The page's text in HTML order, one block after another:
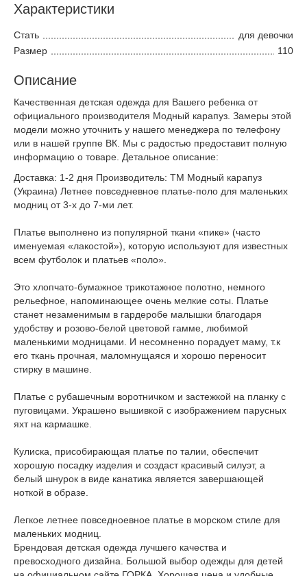
Характеристики
Стать
для девочки
Размер
110
Описание
Качественная детская одежда для Вашего ребенка от
официального производителя Модный карапуз. Замеры этой
модели можно уточнить у нашего менеджера по телефону
или в нашей группе ВК. Мы с радостью предоставит полную
информацию о товаре. Детальное описание:
Доставка: 1-2 дня Производитель: ТМ Модный карапуз
(Украина) Летнее повседневное платье-поло для маленьких
модниц от 3-х до 7-ми лет.
Платье выполнено из популярной ткани «пике» (часто
именуемая «лакостой»), которую используют для известных
всем футболок и платьев «поло».
Это хлопчато-бумажное трикотажное полотно, немного
рельефное, напоминающее очень мелкие соты. Платье
станет незаменимым в гардеробе малышки благодаря
удобству и розово-белой цветовой гамме, любимой
маленькими модницами. И несомненно порадует маму, т.к
его ткань прочная, маломнущаяся и хорошо переносит
стирку в машине.
Платье с рубашечным воротничком и застежкой на планку с
пуговицами. Украшено вышивкой с изображением парусных
яхт на кармашке.
Кулиска, присобирающая платье по талии, обеспечит
хорошую посадку изделия и создаст красивый силуэт, а
белый шнурок в виде канатика является завершающей
ноткой в образе.
Легкое летнее повседноевное платье в морском стиле для
маленьких модниц.
Брендовая детская одежда лучшего качества и
превосходного дизайна. Большой выбор одежды для детей